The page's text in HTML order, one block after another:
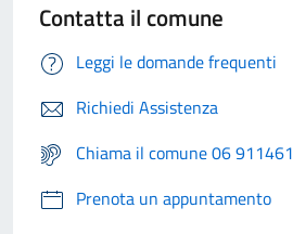
Contatta il comune
Leggi le domande frequenti
Richiedi Assistenza
Chiama il comune 06 911461
Prenota un appuntamento